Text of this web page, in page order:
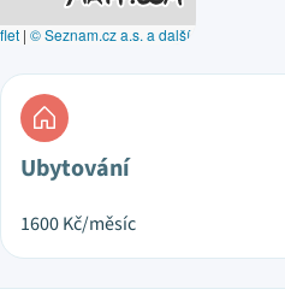
| © Seznam.cz a.s. a další
Ubytování
1600Kč/měsíc